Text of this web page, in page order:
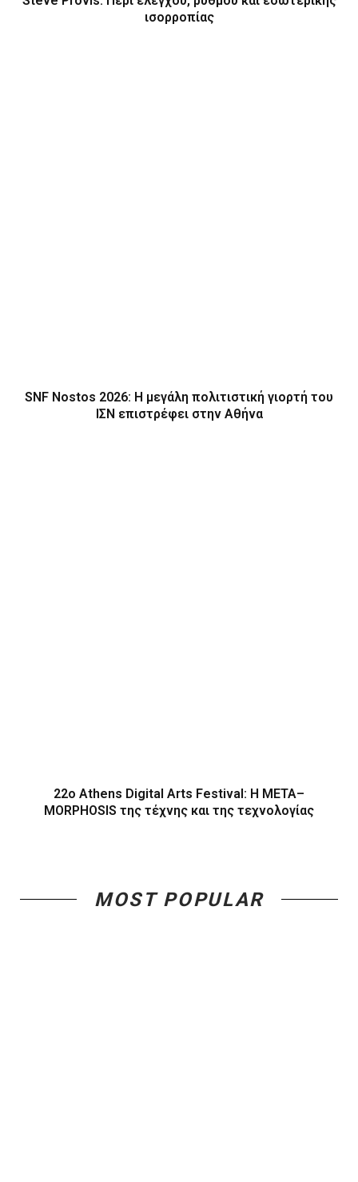
ισορροπίας
SNF Nostos 2026: Η μεγάλη πολιτιστική γιορτή του
ΙΣΝ επιστρέφει στην Αθήνα
22ο Athens Digital Arts Festival: Η ΜΕΤΑ–
MORPHOSIS της τέχνης και της τεχνολογίας
MOST POPULAR